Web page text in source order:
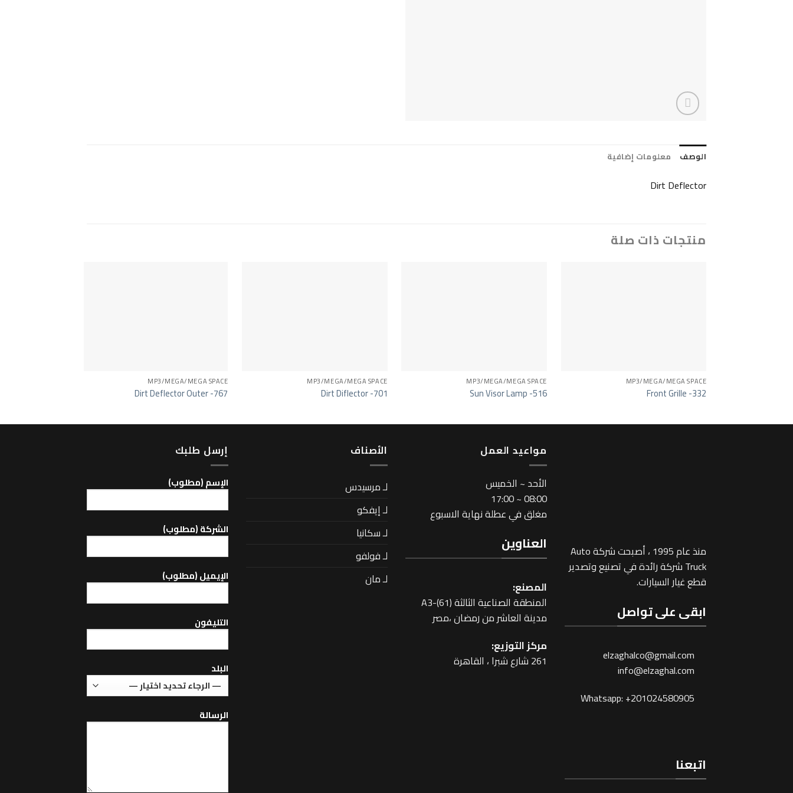
الوصف معلومات إضافية
Dirt Deflector
منتجات ذات صلة
MP3/MEGA/MEGA SPACE
Front Grille -332
MP3/MEGA/MEGA SPACE
Sun Visor Lamp -516
MP3/MEGA/MEGA SPACE
Dirt Diflector -701
MP3/MEGA/MEGA SPACE
Dirt Deflector Outer -767
منذ عام 1995 ، أصبحت شركة Auto
Truck شركة رائدة في تصنيع وتصدير
قطع غيار السيارات.
ابقى على تواصل
elzaghalco@gmail.com
info@elzaghal.com
Whatsapp: +201024580905
اتبعنا
مواعيد العمل
اﻷحد ~ الخميس
08:00 ~ 17:00
مغلق في عطلة نهاية الاسبوع
العناوين
المصنع:
المنطقة الصناعية الثالثة A3-(61)
مدينة العاشر من رمضان ،مصر
مركز التوزيع:
261 شارع شبرا ، القاهرة
اﻷصناف
لـ مرسيدس
لـ إيفكو
لـ سكانيا
لـ فولفو
لـ مان
إرسل طلبك
اﻹسم (مطلوب)
الشركة (مطلوب)
اﻹيميل (مطلوب)
التليفون
البلد
الرسالة